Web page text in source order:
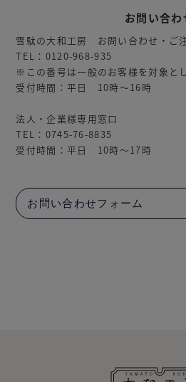
お問い合わ
雪駄の大和工房 お問い合わせ・ご
TEL：0120-968-935
※この番号は一般のお客様を対象と
受付時間：平日 10時～16時
法人・企業様専用窓口
TEL：0745-76-8835
受付時間：平日 10時～17時
お問い合わせフォーム